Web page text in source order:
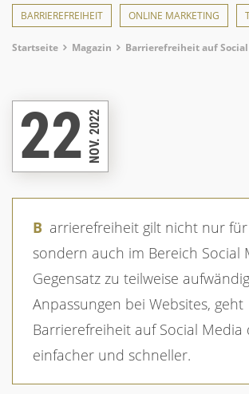
BARRIEREFREIHEIT ONLINE MARKETING
Breadcrumb
Startseite Magazin Barrierefreiheit auf
22NOV. 2022
Barrierefreiheit gilt nicht nur für Websites,
sondern auch im Bereich Social
Gegensatz zu teilweise
Anpassungen bei Websites, geht
Barrierefreiheit auf Social Media
einfacher und schneller.